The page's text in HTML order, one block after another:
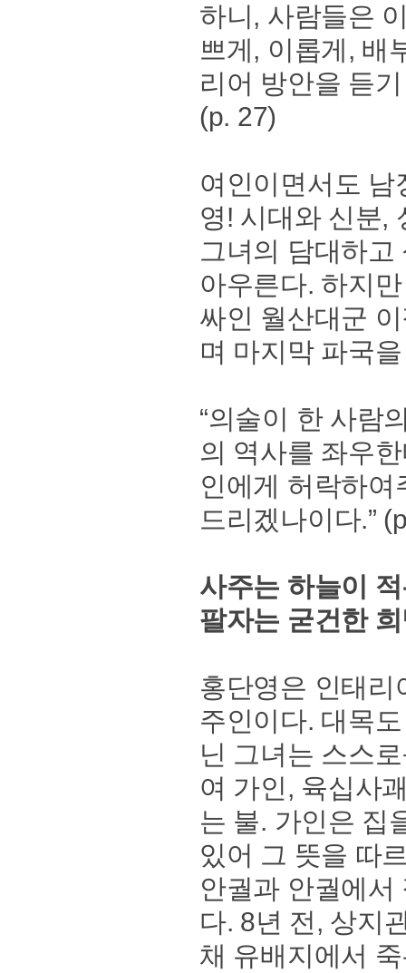
하니, 사람들은
쁘게, 이롭게, 배
리어 방안을 듣
(p. 27)
여인이면서도 남
영! 시대와 신분,
그녀의 담대하고
아우른다. 하지
싸인 월산대군
며 마지막 파국
“의술이 한 사람
의 역사를 좌우
인에게 허락하
드리겠나이다.”
사주는 하늘이
팔자는 굳건한
홍단영은 인태리
주인이다. 대목
닌 그녀는 스스
여 가인, 육십사
는 불. 가인은 집
있어 그 뜻을 따
안궐과 안궐에
다. 8년 전, 상지
채 유배지에서